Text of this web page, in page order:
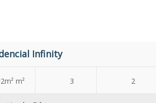
Infinity
m² 3 2